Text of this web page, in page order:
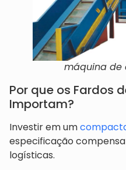
máquina de
Por que os Fardos
Importam?
Investir em um
especificação
logísticas.